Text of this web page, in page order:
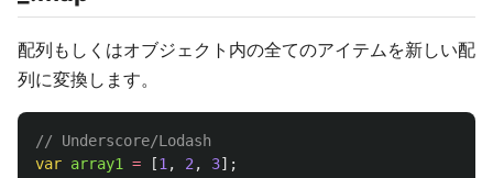
配列もしくはオブジェクト内の全てのアイテムを新しい配
列に変換します。
// Underscore/Lodash
var array1 = [1 , 2 , 3];